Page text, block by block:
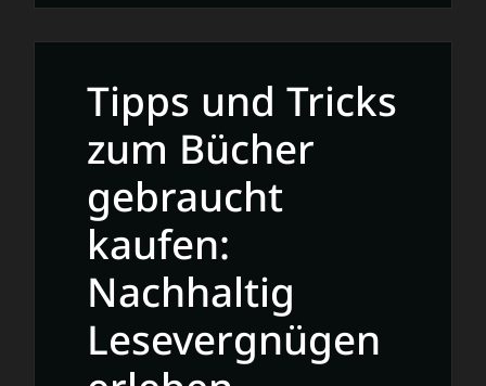
gebraucht
verkaufen:
schaffen
und
Freude
teilen
Tipps und Tricks
zum Bücher
gebraucht
kaufen:
Nachhaltig
Lesevergnügen